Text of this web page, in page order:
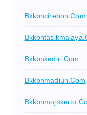
Bkkbncirebon.com
Bkkbnkediri.com
Bkkbnmadiun.com